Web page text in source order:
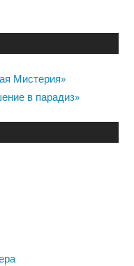
Мистерия»
в парадиз»